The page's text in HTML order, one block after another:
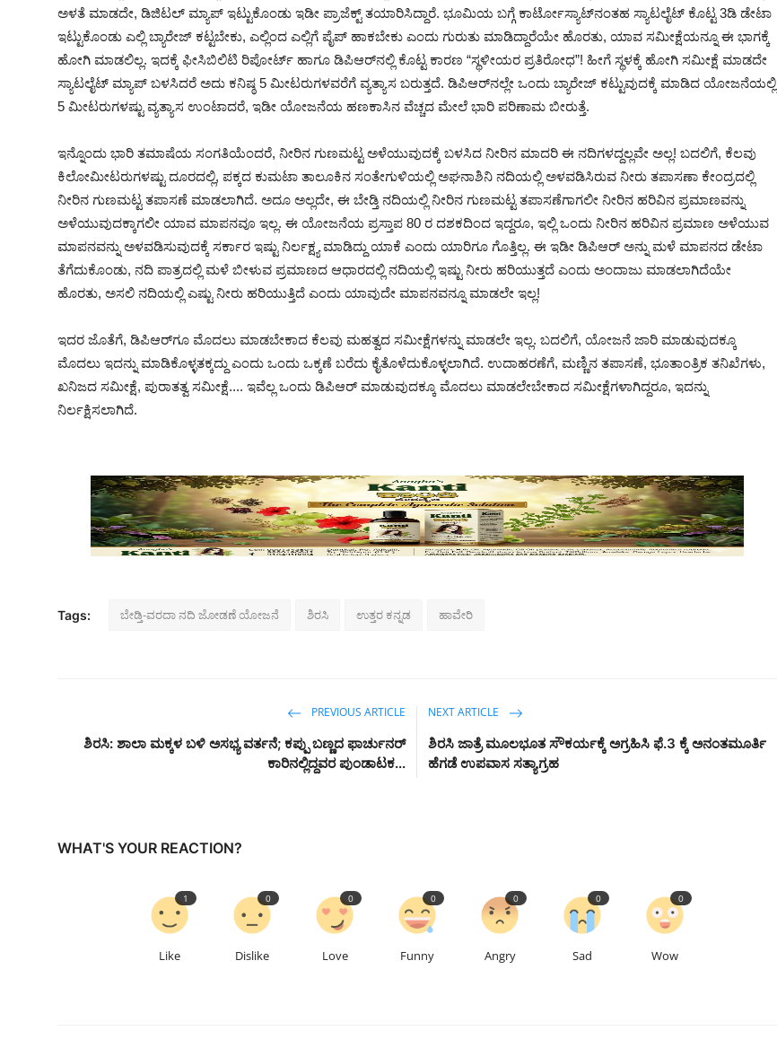
ಅಳತೆ ಮಾಡದೇ, ಡಿಜಿಟಲ್‌ ಮ್ಯಾಪ್‌ ಇಟ್ಟುಕೊಂಡು ಇಡೀ ಪ್ರಾಜೆಕ್ಟ್‌ ತಯಾರಿಸಿದ್ದಾರೆ. ಭೂಮಿಯ ಬಗ್ಗೆ ಕಾರ್ಟೋಸ್ಯಾಟ್‌ನಂತಹ ಸ್ಯಾಟಲೈಟ್ ಕೊಟ್ಟ 3ಡಿ ಡೇಟಾ
ಇಟ್ಟುಕೊಂಡು ಎಲ್ಲಿ ಬ್ಯಾರೇಜ್ ಕಟ್ಟಬೇಕು, ಎಲ್ಲಿಂದ ಎಲ್ಲಿಗೆ ಪೈಪ್ ಹಾಕಬೇಕು ಎಂದು ಗುರುತು ಮಾಡಿದ್ದಾರೆಯೇ ಹೊರತು, ಯಾವ ಸಮೀಕ್ಷೆಯನ್ನೂ ಈ ಭಾಗಕ್ಕೆ
ಹೋಗಿ ಮಾಡಲಿಲ್ಲ. ಇದಕ್ಕೆ ಫೀಸಿಬಿಲಿಟಿ ರಿಪೋರ್ಟ್ ಹಾಗೂ ಡಿಪಿಆರ್‌ನಲ್ಲಿ ಕೊಟ್ಟ ಕಾರಣ “ಸ್ಥಳೀಯರ ಪ್ರತಿರೋಧ”! ಹೀಗೆ ಸ್ಥಳಕ್ಕೆ ಹೋಗಿ ಸಮೀಕ್ಷೆ ಮಾಡದೇ
ಸ್ಯಾಟಲೈಟ್ ಮ್ಯಾಪ್ ಬಳಸಿದರೆ ಅದು ಕನಿಷ್ಠ 5 ಮೀಟರುಗಳವರೆಗೆ ವ್ಯತ್ಯಾಸ ಬರುತ್ತದೆ. ಡಿಪಿಆರ್‌ನಲ್ಲೇ ಒಂದು ಬ್ಯಾರೇಜ್ ಕಟ್ಟುವುದಕ್ಕೆ ಮಾಡಿದ ಯೋಜನೆಯಲ್ಲಿ
5 ಮೀಟರುಗಳಷ್ಟು ವ್ಯತ್ಯಾಸ ಉಂಟಾದರೆ, ಇಡೀ ಯೋಜನೆಯ ಹಣಕಾಸಿನ ವೆಚ್ಚದ ಮೇಲೆ ಭಾರಿ ಪರಿಣಾಮ ಬೀರುತ್ತೆ.
ಇನ್ನೊಂದು ಭಾರಿ ತಮಾಷೆಯ ಸಂಗತಿಯೆಂದರೆ, ನೀರಿನ ಗುಣಮಟ್ಟ ಅಳೆಯುವುದಕ್ಕೆ ಬಳಸಿದ ನೀರಿನ ಮಾದರಿ ಈ ನದಿಗಳದ್ದಲ್ಲವೇ ಅಲ್ಲ! ಬದಲಿಗೆ, ಕೆಲವು
ಕಿಲೋಮೀಟರುಗಳಷ್ಟು ದೂರದಲ್ಲಿ, ಪಕ್ಕದ ಕುಮಟಾ ತಾಲೂಕಿನ ಸಂತೇಗುಳಿಯಲ್ಲಿ ಅಘನಾಶಿನಿ ನದಿಯಲ್ಲಿ ಅಳವಡಿಸಿರುವ ನೀರು ತಪಾಸಣಾ ಕೇಂದ್ರದಲ್ಲಿ
ನೀರಿನ ಗುಣಮಟ್ಟ ತಪಾಸಣೆ ಮಾಡಲಾಗಿದೆ. ಅದೂ ಅಲ್ಲದೇ, ಈ ಬೇಡ್ತಿ ನದಿಯಲ್ಲಿ ನೀರಿನ ಗುಣಮಟ್ಟ ತಪಾಸಣೆಗಾಗಲೀ ನೀರಿನ ಹರಿವಿನ ಪ್ರಮಾಣವನ್ನು
ಅಳೆಯುವುದಕ್ಕಾಗಲೀ ಯಾವ ಮಾಪನವೂ ಇಲ್ಲ. ಈ ಯೋಜನೆಯ ಪ್ರಸ್ತಾಪ 80 ರ ದಶಕದಿಂದ ಇದ್ದರೂ, ಇಲ್ಲಿ ಒಂದು ನೀರಿನ ಹರಿವಿನ ಪ್ರಮಾಣ ಅಳೆಯುವ
ಮಾಪನವನ್ನು ಅಳವಡಿಸುವುದಕ್ಕೆ ಸರ್ಕಾರ ಇಷ್ಟು ನಿರ್ಲಕ್ಷ್ಯ ಮಾಡಿದ್ದು ಯಾಕೆ ಎಂದು ಯಾರಿಗೂ ಗೊತ್ತಿಲ್ಲ. ಈ ಇಡೀ ಡಿಪಿಆರ್‌ ಅನ್ನು ಮಳೆ ಮಾಪನದ ಡೇಟಾ
ತೆಗೆದುಕೊಂಡು, ನದಿ ಪಾತ್ರದಲ್ಲಿ ಮಳೆ ಬೀಳುವ ಪ್ರಮಾಣದ ಆಧಾರದಲ್ಲಿ ನದಿಯಲ್ಲಿ ಇಷ್ಟು ನೀರು ಹರಿಯುತ್ತದೆ ಎಂದು ಅಂದಾಜು ಮಾಡಲಾಗಿದೆಯೇ
ಹೊರತು, ಅಸಲಿ ನದಿಯಲ್ಲಿ ಎಷ್ಟು ನೀರು ಹರಿಯುತ್ತಿದೆ ಎಂದು ಯಾವುದೇ ಮಾಪನವನ್ನೂ ಮಾಡಲೇ ಇಲ್ಲ!
ಇದರ ಜೊತೆಗೆ, ಡಿಪಿಆರ್‌ಗೂ ಮೊದಲು ಮಾಡಬೇಕಾದ ಕೆಲವು ಮಹತ್ವದ ಸಮೀಕ್ಷೆಗಳನ್ನು ಮಾಡಲೇ ಇಲ್ಲ. ಬದಲಿಗೆ, ಯೋಜನೆ ಜಾರಿ ಮಾಡುವುದಕ್ಕೂ
ಮೊದಲು ಇದನ್ನು ಮಾಡಿಕೊಳ್ಳತಕ್ಕದ್ದು ಎಂದು ಒಂದು ಒಕ್ಕಣೆ ಬರೆದು ಕೈತೊಳೆದುಕೊಳ್ಳಲಾಗಿದೆ. ಉದಾಹರಣೆಗೆ, ಮಣ್ಣಿನ ತಪಾಸಣೆ, ಭೂತಾಂತ್ರಿಕ ತನಿಖೆಗಳು,
ಖನಿಜದ ಸಮೀಕ್ಷೆ, ಪುರಾತತ್ವ ಸಮೀಕ್ಷೆ.... ಇವೆಲ್ಲ ಒಂದು ಡಿಪಿಆರ್ ಮಾಡುವುದಕ್ಕೂ ಮೊದಲು ಮಾಡಲೇಬೇಕಾದ ಸಮೀಕ್ಷೆಗಳಾಗಿದ್ದರೂ, ಇದನ್ನು
ನಿರ್ಲಕ್ಷಿಸಲಾಗಿದೆ.
Tags: ಬೇಡ್ತಿ-ವರದಾ ನದಿ ಜೋಡಣೆ ಯೋಜನೆ ಶಿರಸಿ ಉತ್ತರ ಕನ್ನಡ ಹಾವೇರಿ
PREVIOUS ARTICLE
ಶಿರಸಿ: ಶಾಲಾ ಮಕ್ಕಳ ಬಳಿ ಅಸಭ್ಯ ವರ್ತನೆ; ಕಪ್ಪು ಬಣ್ಣದ ಫಾರ್ಚುನರ್
ಕಾರಿನಲ್ಲಿದ್ದವರ ಪುಂಡಾಟಕ...
NEXT ARTICLE
ಶಿರಸಿ ಜಾತ್ರೆ ಮೂಲಭೂತ ಸೌಕರ್ಯಕ್ಕೆ ಅಗ್ರಹಿಸಿ ಫೆ.3 ಕ್ಕೆ ಅನಂತಮೂರ್ತಿ
ಹೆಗಡೆ ಉಪವಾಸ ಸತ್ಯಾಗ್ರಹ
WHAT'S YOUR REACTION?
Like
1
Dislike
0
Love
0
Funny
0
Angry
0
Sad
0
Wow
0